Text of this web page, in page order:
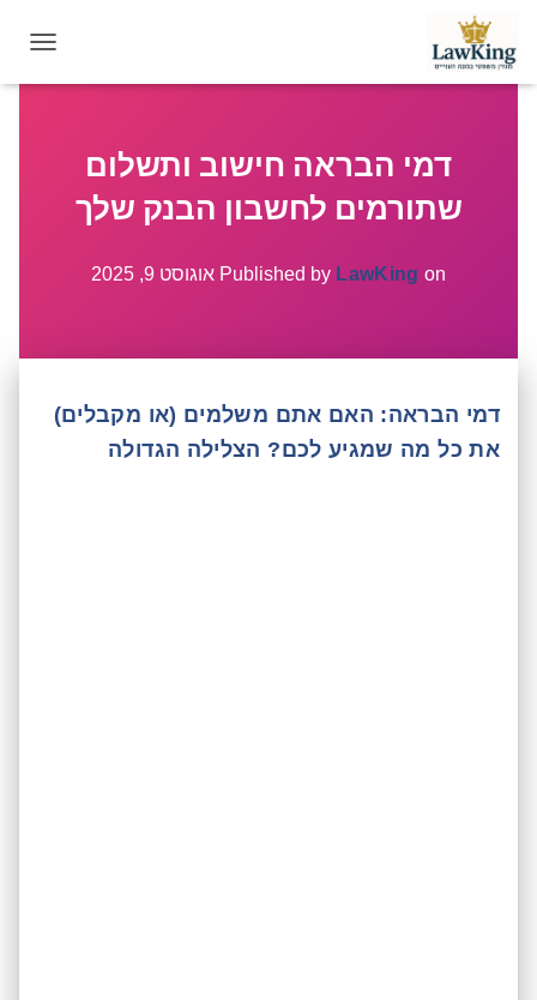
O
T
דמי הבראה חישוב ותשלום
שתורמים לחשבון הבנק שלך
Published by LawKing on אוגוסט 9, 2025
דמי הבראה: האם אתם משלמים (או מקבלים)
את כל מה שמגיע לכם? הצלילה הגדולה